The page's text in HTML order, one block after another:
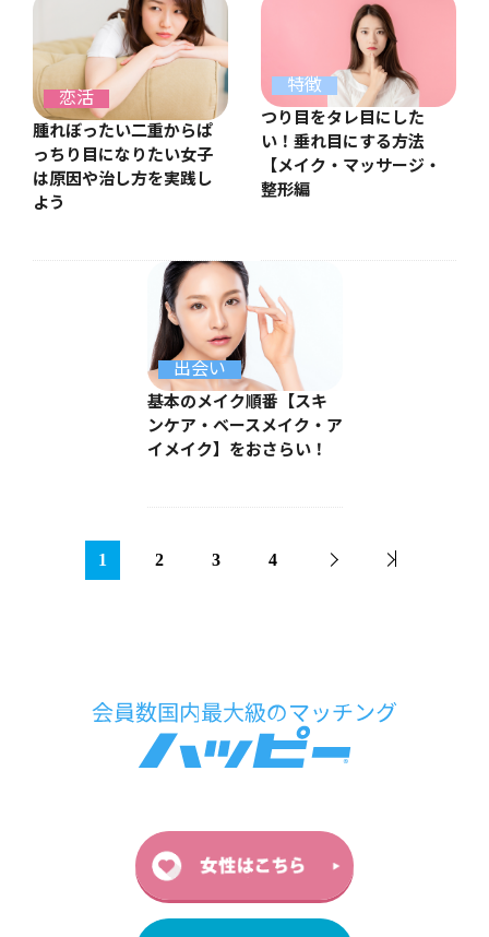
恋活
腫れぼったい二重からぱ
っちり目になりたい女子
は原因や治し方を実践し
よう
特徴
つり目をタレ目にした
い！垂れ目にする方法
【メイク・マッサージ・
整形編
出会い
基本のメイク順番【スキ
ンケア・ベースメイク・ア
イメイク】をおさらい！
1 2 3 4